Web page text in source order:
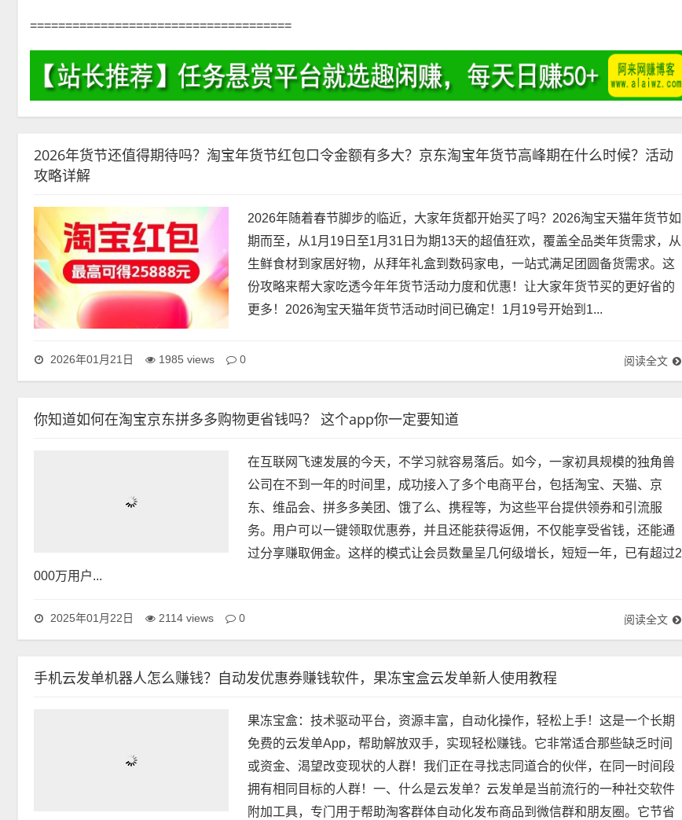
=====================================
2026年货节还值得期待吗？淘宝年货节红包口令金额有多大？京东淘宝年货节高峰期在什么时候？活动
攻略详解
2026年随着春节脚步的临近，大家年货都开始买了吗？2026淘宝天猫年货节如
期而至，从1月19日至1月31日为期13天的超值狂欢，覆盖全品类年货需求，从
生鲜食材到家居好物，从拜年礼盒到数码家电，一站式满足团圆备货需求。这
份攻略来帮大家吃透今年年货节活动力度和优惠！让大家年货节买的更好省的
更多！2026淘宝天猫年货节活动时间已确定！1月19号开始到1...
2026年01月21日 1985 views 0 阅读全文
你知道如何在淘宝京东拼多多购物更省钱吗？ 这个app你一定要知道
在互联网飞速发展的今天，不学习就容易落后。如今，一家初具规模的独角兽
公司在不到一年的时间里，成功接入了多个电商平台，包括淘宝、天猫、京
东、维品会、拼多多美团、饿了么、携程等，为这些平台提供领券和引流服
务。用户可以一键领取优惠券，并且还能获得返佣，不仅能享受省钱，还能通
过分享赚取佣金。这样的模式让会员数量呈几何级增长，短短一年，已有超过2
2025年01月22日 2114 views 0 阅读全文
手机云发单机器人怎么赚钱？自动发优惠券赚钱软件，果冻宝盒云发单新人使用教程
果冻宝盒：技术驱动平台，资源丰富，自动化操作，轻松上手！这是一个长期
免费的云发单App，帮助解放双手，实现轻松赚钱。它非常适合那些缺乏时间
或资金、渴望改变现状的人群！我们正在寻找志同道合的伙伴，在同一时间段
拥有相同目标的人群！一、什么是云发单？云发单是当前流行的一种社交软件
附加工具，专门用于帮助淘客群体自动化发布商品到微信群和朋友圈。它节省